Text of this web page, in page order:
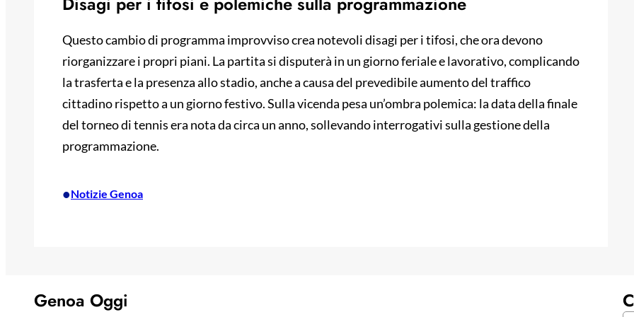
Questo cambio di programma improvviso crea notevoli disagi per i tifosi, che ora devono
riorganizzare i propri piani. La partita si disputerà in un giorno feriale e lavorativo, complicando
la trasferta e la presenza allo stadio, anche a causa del prevedibile aumento del traffico
cittadino rispetto a un giorno festivo. Sulla vicenda pesa un’ombra polemica: la data della finale
del torneo di tennis era nota da circa un anno, sollevando interrogativi sulla gestione della
programmazione.
•Notizie Genoa
Genoa Oggi